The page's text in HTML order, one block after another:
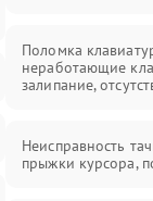
Поломка
неработающие
залипание,
Неисправность
прыжки курсора,